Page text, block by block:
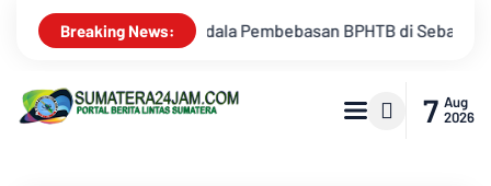
Breaking News:
di Sebagian Lahan Kemarau Memuncak, Debit Sungai
7 Aug
2026